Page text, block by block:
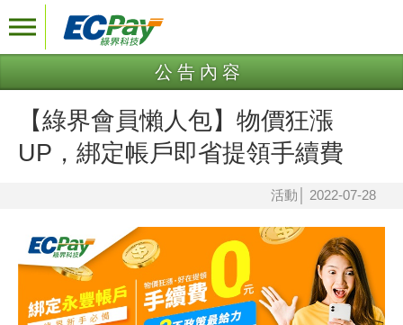
公告內容
【綠界會員懶人包】物價狂漲
UP，綁定帳戶即省提領手續費
活動 2022-07-28